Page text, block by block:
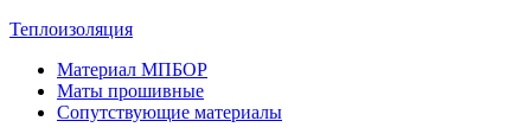
Теплоизоляция
Материал МПБОР
Маты прошивные
Сопутствующие материалы